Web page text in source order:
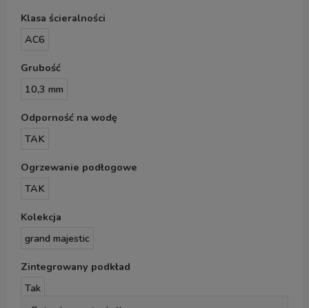
Klasa ścieralności
AC6
Grubość
10,3 mm
Odporność na wodę
TAK
Ogrzewanie podłogowe
TAK
Kolekcja
grand majestic
Zintegrowany podkład
Tak